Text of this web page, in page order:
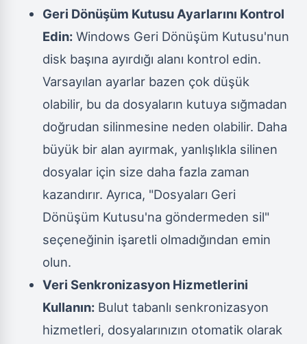
Geri Dönüşüm Kutusu Ayarlarını Kontrol
Edin: Windows Geri Dönüşüm Kutusu'nun
disk başına ayırdığı alanı kontrol edin.
Varsayılan ayarlar bazen çok düşük
olabilir, bu da dosyaların kutuya sığmadan
doğrudan silinmesine neden olabilir. Daha
büyük bir alan ayırmak, yanlışlıkla silinen
dosyalar için size daha fazla zaman
kazandırır. Ayrıca, "Dosyaları Geri
Dönüşüm Kutusu'na göndermeden sil"
seçeneğinin işaretli olmadığından emin
olun.
Veri Senkronizasyon Hizmetlerini
Kullanın: Bulut tabanlı senkronizasyon
hizmetleri, dosyalarınızın otomatik olarak